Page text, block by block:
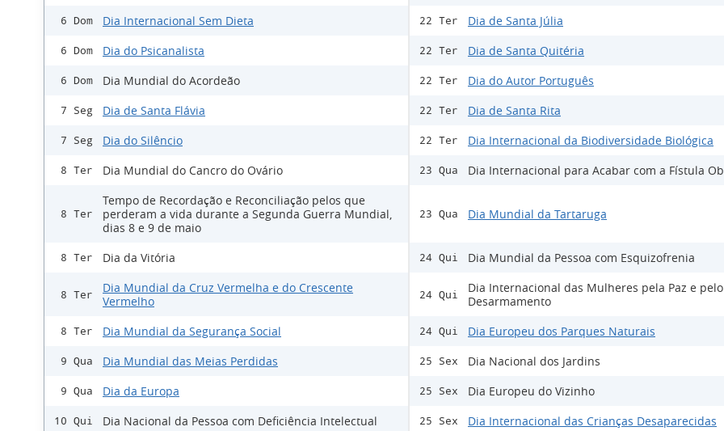
6 Dom Dia Internacional Sem Dieta
6 Dom Dia do Psicanalista
6 Dom Dia Mundial do Acordeão
7 Seg Dia de Santa Flávia
7 Seg Dia do Silêncio
8 Ter Dia Mundial do Cancro do Ovário
8 Ter
Tempo de Recordação e Reconciliação pelos que
perderam a vida durante a Segunda Guerra Mundial,
dias 8 e 9 de maio
8 Ter Dia da Vitória
8 Ter
Dia Mundial da Cruz Vermelha e do Crescente
Vermelho
8 Ter Dia Mundial da Segurança Social
9 Qua Dia Mundial das Meias Perdidas
9 Qua Dia da Europa
10 Qui Dia Nacional da Pessoa com Deficiência Intelectual
22 Ter Dia de Santa Júlia
22 Ter Dia de Santa Quitéria
22 Ter Dia do Autor Português
22 Ter Dia de Santa Rita
22 Ter Dia Internacional da Biodiversidade Biológica
23 Qua Dia Internacional para Acabar com a Fístula
23 Qua Dia Mundial da Tartaruga
24 Qui Dia Mundial da Pessoa com Esquizofrenia
24 Qui
Dia Internacional das Mulheres pela Paz e pelo
Desarmamento
24 Qui Dia Europeu dos Parques Naturais
25 Sex Dia Nacional dos Jardins
25 Sex Dia Europeu do Vizinho
25 Sex Dia Internacional das Crianças Desaparecidas